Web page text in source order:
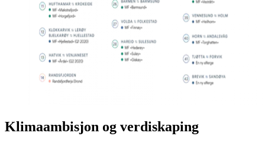
Klimaambisjon og verdiskaping